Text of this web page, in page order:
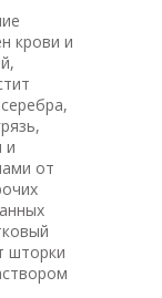
крови и
и
от
шторки